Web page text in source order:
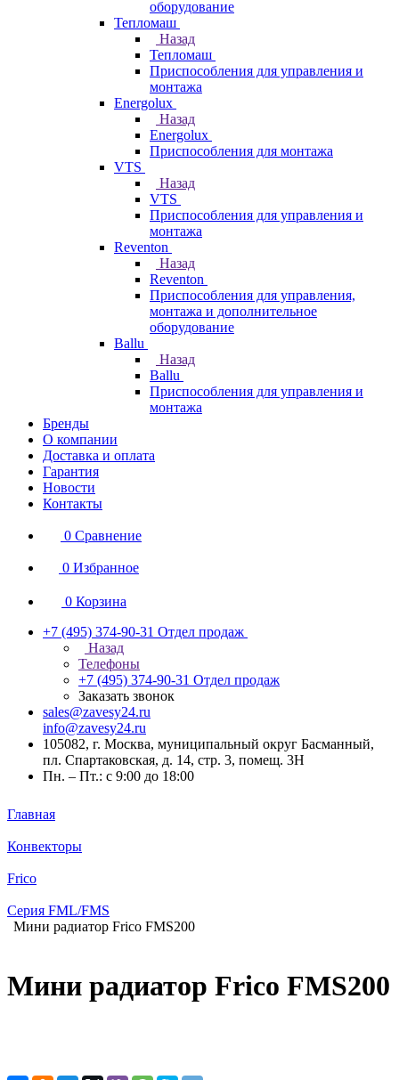
оборудование
Тепломаш
Назад
Тепломаш
Приспособления для управления и
монтажа
Energolux
Назад
Energolux
Приспособления для монтажа
VTS
Назад
VTS
Приспособления для управления и
монтажа
Reventon
Назад
Reventon
Приспособления для управления,
монтажа и дополнительное
оборудование
Ballu
Назад
Ballu
Приспособления для управления и
монтажа
Бренды
О компании
Доставка и оплата
Гарантия
Новости
Контакты
0 Сравнение
0 Избранное
0 Корзина
+7 (495) 374-90-31 Отдел продаж
Назад
Телефоны
+7 (495) 374-90-31 Отдел продаж
Заказать звонок
sales@zavesy24.ru
info@zavesy24.ru
105082, г. Москва, муниципальный округ Басманный,
пл. Спартаковская, д. 14, стр. 3, помещ. 3Н
Пн. – Пт.: с 9:00 до 18:00
Главная
Конвекторы
Frico
Серия FML/FMS
Мини радиатор Frico FMS200
Мини радиатор Frico FMS200